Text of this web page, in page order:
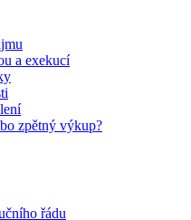
a exekucí
zpětný výkup?
řádu